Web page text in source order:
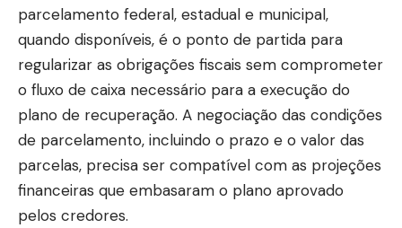
parcelamento federal, estadual e municipal,
quando disponíveis, é o ponto de partida para
regularizar as obrigações fiscais sem comprometer
o fluxo de caixa necessário para a execução do
plano de recuperação. A negociação das condições
de parcelamento, incluindo o prazo e o valor das
parcelas, precisa ser compatível com as projeções
financeiras que embasaram o plano aprovado
pelos credores.